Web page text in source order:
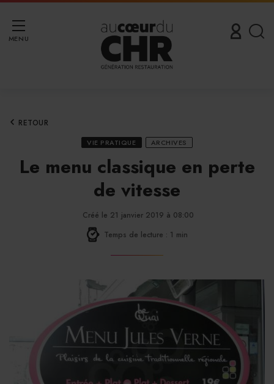
MENU
RETOUR
VIE PRATIQUE ARCHIVES
Le menu classique en perte
de vitesse
Créé le 21 janvier 2019 à 08:00
Temps de lecture : 1 min